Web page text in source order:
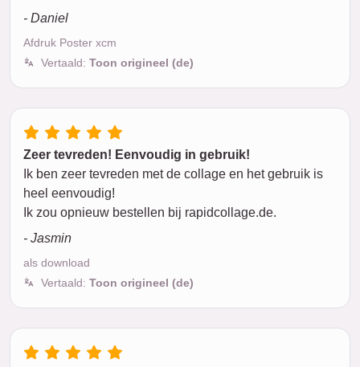
- Daniel
Afdruk Poster xcm
Vertaald: Toon origineel (de)
Zeer tevreden! Eenvoudig in gebruik!
Ik ben zeer tevreden met de collage en het gebruik is
heel eenvoudig!
Ik zou opnieuw bestellen bij rapidcollage.de.
- Jasmin
als download
Vertaald: Toon origineel (de)